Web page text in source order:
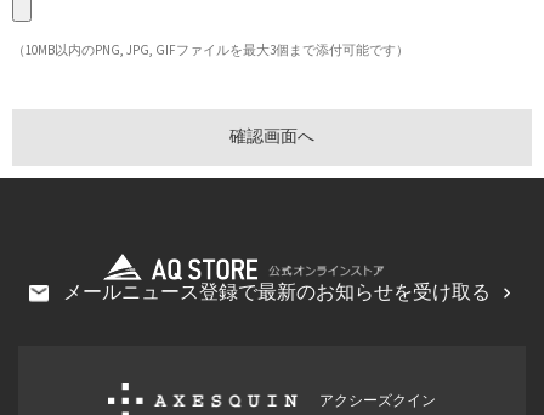
（10MB以内のPNG, JPG, GIFファイルを最大3個まで添付可能です）
メールニュース登録で最新のお知らせを受け取る
アクシーズクイン